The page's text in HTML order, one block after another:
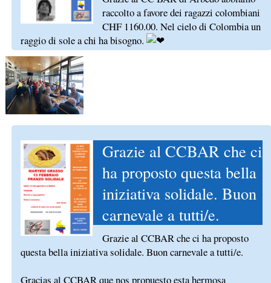
raccolto a favore dei ragazzi colombiani
CHF 1160.00. Nel cielo di Colombia un
raggio di sole a chi ha bisogno.
Grazie al CCBAR che ci
ha proposto questa bella
iniziativa solidale. Buon
carnevale a tutti/e.
Grazie al CCBAR che ci ha proposto
questa bella iniziativa solidale. Buon carnevale a tutti/e.
Gracias al CCBAR que nos propuesto esta hermosa